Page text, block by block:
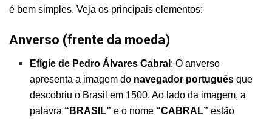
é bem simples. Veja os principais elementos:
Anverso (frente da moeda)
Efígie de Pedro Álvares Cabral : O anverso
apresenta a imagem do navegador português que
descobriu o Brasil em 1500. Ao lado da imagem, a
palavra “BRASIL” e o nome “CABRAL” estão